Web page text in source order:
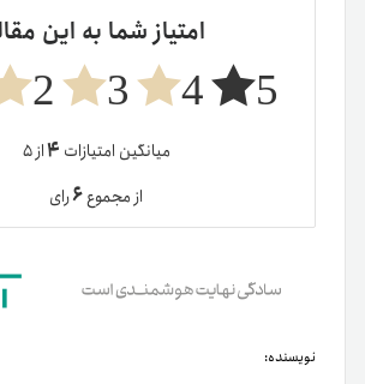
امتیاز شما به این
5
4
3
2
میانگین امتیازات ۴از ۵
از مجموع۶رای
نویسنده: